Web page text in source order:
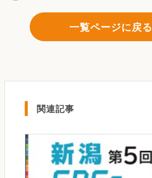
一覧ページに戻る
関連記事